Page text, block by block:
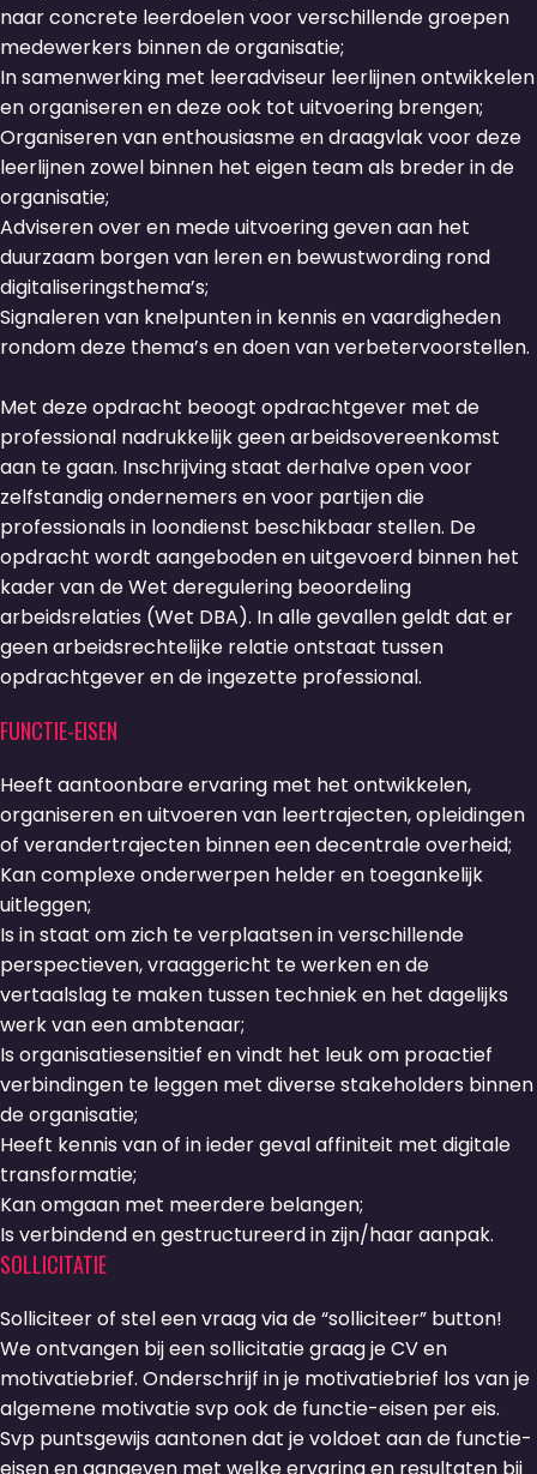
naar concrete leerdoelen voor verschillende groepen
medewerkers binnen de organisatie;
In samenwerking met leeradviseur leerlijnen ontwikkelen
en organiseren en deze ook tot uitvoering brengen;
Organiseren van enthousiasme en draagvlak voor deze
leerlijnen zowel binnen het eigen team als breder in de
organisatie;
Adviseren over en mede uitvoering geven aan het
duurzaam borgen van leren en bewustwording rond
digitaliseringsthema’s;
Signaleren van knelpunten in kennis en vaardigheden
rondom deze thema’s en doen van verbetervoorstellen.
Met deze opdracht beoogt opdrachtgever met de
professional nadrukkelijk geen arbeidsovereenkomst
aan te gaan. Inschrijving staat derhalve open voor
zelfstandig ondernemers en voor partijen die
professionals in loondienst beschikbaar stellen. De
opdracht wordt aangeboden en uitgevoerd binnen het
kader van de Wet deregulering beoordeling
arbeidsrelaties (Wet DBA). In alle gevallen geldt dat er
geen arbeidsrechtelijke relatie ontstaat tussen
opdrachtgever en de ingezette professional.
FUNCTIE-EISEN
Heeft aantoonbare ervaring met het ontwikkelen,
organiseren en uitvoeren van leertrajecten, opleidingen
of verandertrajecten binnen een decentrale overheid;
Kan complexe onderwerpen helder en toegankelijk
uitleggen;
Is in staat om zich te verplaatsen in verschillende
perspectieven, vraaggericht te werken en de
vertaalslag te maken tussen techniek en het dagelijks
werk van een ambtenaar;
Is organisatiesensitief en vindt het leuk om proactief
verbindingen te leggen met diverse stakeholders binnen
de organisatie;
Heeft kennis van of in ieder geval affiniteit met digitale
transformatie;
Kan omgaan met meerdere belangen;
Is verbindend en gestructureerd in zijn/haar aanpak.
SOLLICITATIE
Solliciteer of stel een vraag via de “solliciteer” button!
We ontvangen bij een sollicitatie graag je CV en
motivatiebrief. Onderschrijf in je motivatiebrief los van je
algemene motivatie svp ook de functie-eisen per eis.
Svp puntsgewijs aantonen dat je voldoet aan de functie-